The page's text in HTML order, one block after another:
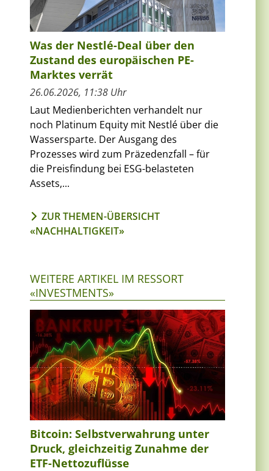
Was der Nestlé-Deal über den
Zustand des europäischen PE-
Marktes verrät
26.06.2026, 11:38 Uhr
Laut Medienberichten verhandelt nur
noch Platinum Equity mit Nestlé über die
Wassersparte. Der Ausgang des
Prozesses wird zum Präzedenzfall – für
die Preisfindung bei ESG-belasteten
Assets,...
ZUR THEMEN-ÜBERSICHT
«NACHHALTIGKEIT»
WEITERE ARTIKEL IM RESSORT
«INVESTMENTS»
Bitcoin: Selbstverwahrung unter
Druck, gleichzeitig Zunahme der
ETF-Nettozuflüsse